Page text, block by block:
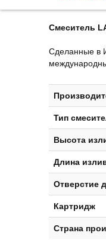
Смеситель
Сделанные в
Тип
Высота
Длина
Отверстие
Картридж
Страна